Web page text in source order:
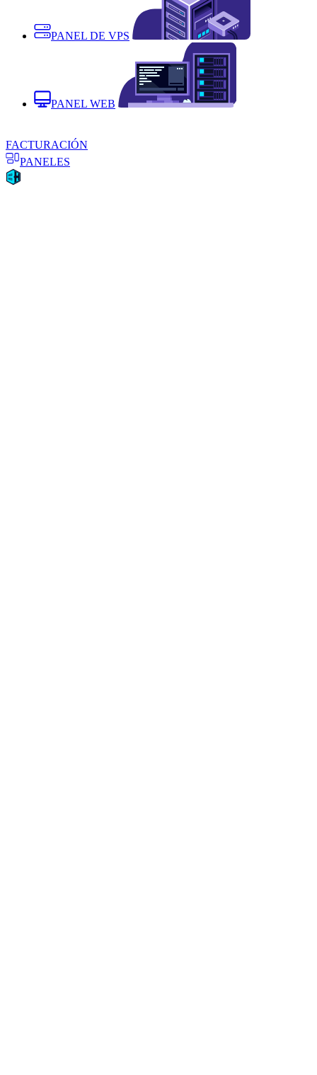
PANEL DE VPS
PANEL WEB
FACTURACIÓN
PANELES